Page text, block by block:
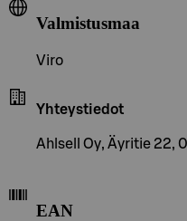
Valmistusmaa
Viro
Yhteystiedot
Ahlsell Oy, Äyritie 22,
EAN